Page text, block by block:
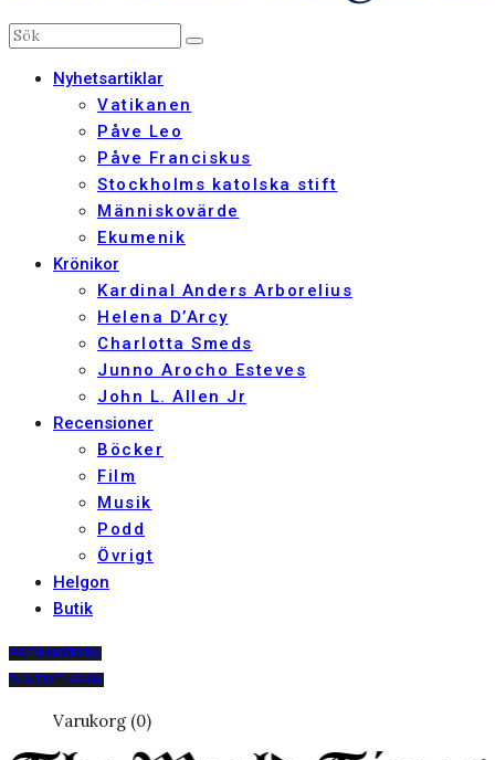
Nyhetsartiklar
Vatikanen
Påve Leo
Påve Franciskus
Stockholms katolska stift
Människovärde
Ekumenik
Krönikor
Kardinal Anders Arborelius
Helena D’Arcy
Charlotta Smeds
Junno Arocho Esteves
John L. Allen Jr
Recensioner
Böcker
Film
Musik
Podd
Övrigt
Helgon
Butik
PRENUMERERA
DIGITALT ARKIV
Varukorg (0)